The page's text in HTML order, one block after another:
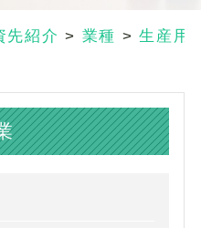
先紹介 > 業種 >生産用